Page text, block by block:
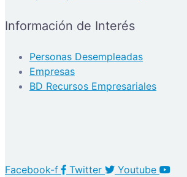
Información de Interés
Personas Desempleadas
Empresas
BD Recursos Empresariales
Facebook-f Twitter
Youtube